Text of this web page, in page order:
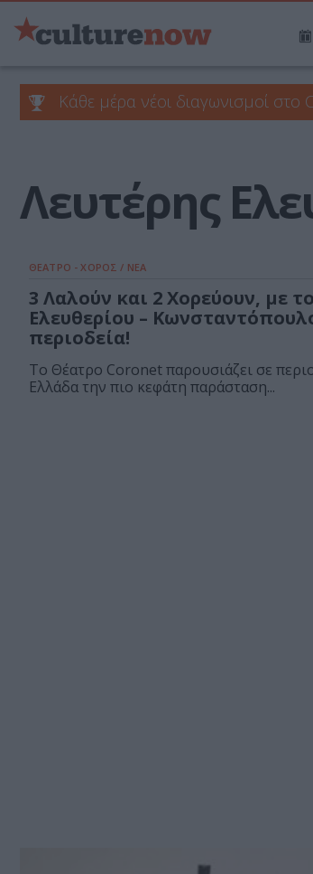
Κάθε μέρα νέοι διαγωνισμοί στο
Λευτέρης
ΘΕΑΤΡΟ - ΧΟΡΟΣ / ΝΕΑ
3 Λαλούν και 2 Χορεύουν, με
Ελευθερίου –
περιοδεία!
Το Θέατρο Coronet παρουσιάζει σε
Ελλάδα την πιο κεφάτη παράσταση...